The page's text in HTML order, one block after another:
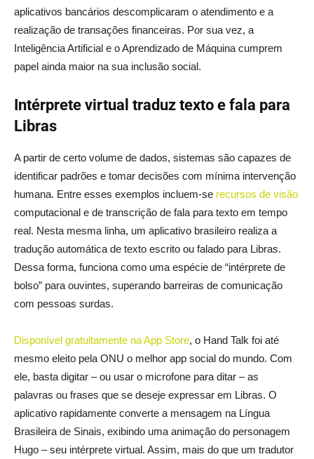
aplicativos bancários descomplicaram o atendimento e a
realização de transações financeiras. Por sua vez, a
Inteligência Artificial e o Aprendizado de Máquina cumprem
papel ainda maior na sua inclusão social.
Intérprete virtual traduz texto e fala para
Libras
A partir de certo volume de dados, sistemas são capazes de
identificar padrões e tomar decisões com mínima intervenção
humana. Entre esses exemplos incluem-se recursos de visão
computacional e de transcrição de fala para texto em tempo
real. Nesta mesma linha, um aplicativo brasileiro realiza a
tradução automática de texto escrito ou falado para Libras.
Dessa forma, funciona como uma espécie de “intérprete de
bolso” para ouvintes, superando barreiras de comunicação
com pessoas surdas.
Disponível gratuitamente na App Store, o Hand Talk foi até
mesmo eleito pela ONU o melhor app social do mundo. Com
ele, basta digitar – ou usar o microfone para ditar – as
palavras ou frases que se deseje expressar em Libras. O
aplicativo rapidamente converte a mensagem na Língua
Brasileira de Sinais, exibindo uma animação do personagem
Hugo – seu intérprete virtual. Assim, mais do que um tradutor